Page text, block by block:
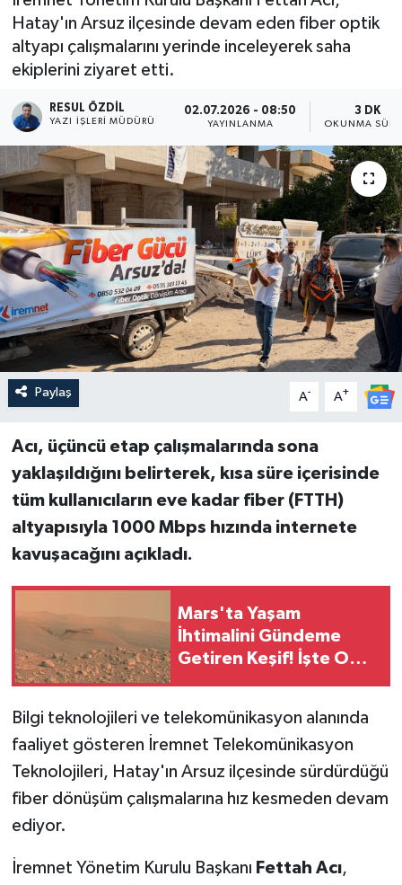
Hatay'ın Arsuz ilçesinde devam eden fiber optik
altyapı çalışmalarını yerinde inceleyerek saha
ekiplerini ziyaret etti.
RESUL ÖZDIL
YAZI İŞLERI MÜDÜRÜ
02.07.2026 - 08:50
YAYINLANMA
3 DK
OKUNMA
Paylaş A- A+
Acı, üçüncü etap çalışmalarında sona
yaklaşıldığını belirterek, kısa süre içerisinde
tüm kullanıcıların eve kadar fiber (FTTH)
altyapısıyla 1000 Mbps hızında internete
kavuşacağını açıkladı.
Mars'ta Yaşam
İhtimalini Gündeme
Getiren Keşif! İşte O
Bilgi teknolojileri ve telekomünikasyon alanında
faaliyet gösteren İremnet Telekomünikasyon
Teknolojileri, Hatay'ın Arsuz ilçesinde sürdürdüğü
fiber dönüşüm çalışmalarına hız kesmeden devam
ediyor.
İremnet Yönetim Kurulu Başkanı Fettah Acı,